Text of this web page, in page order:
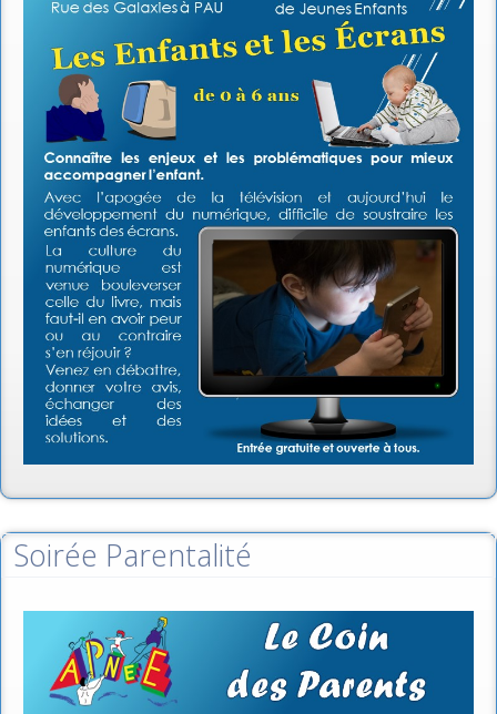
Soirée Parentalité